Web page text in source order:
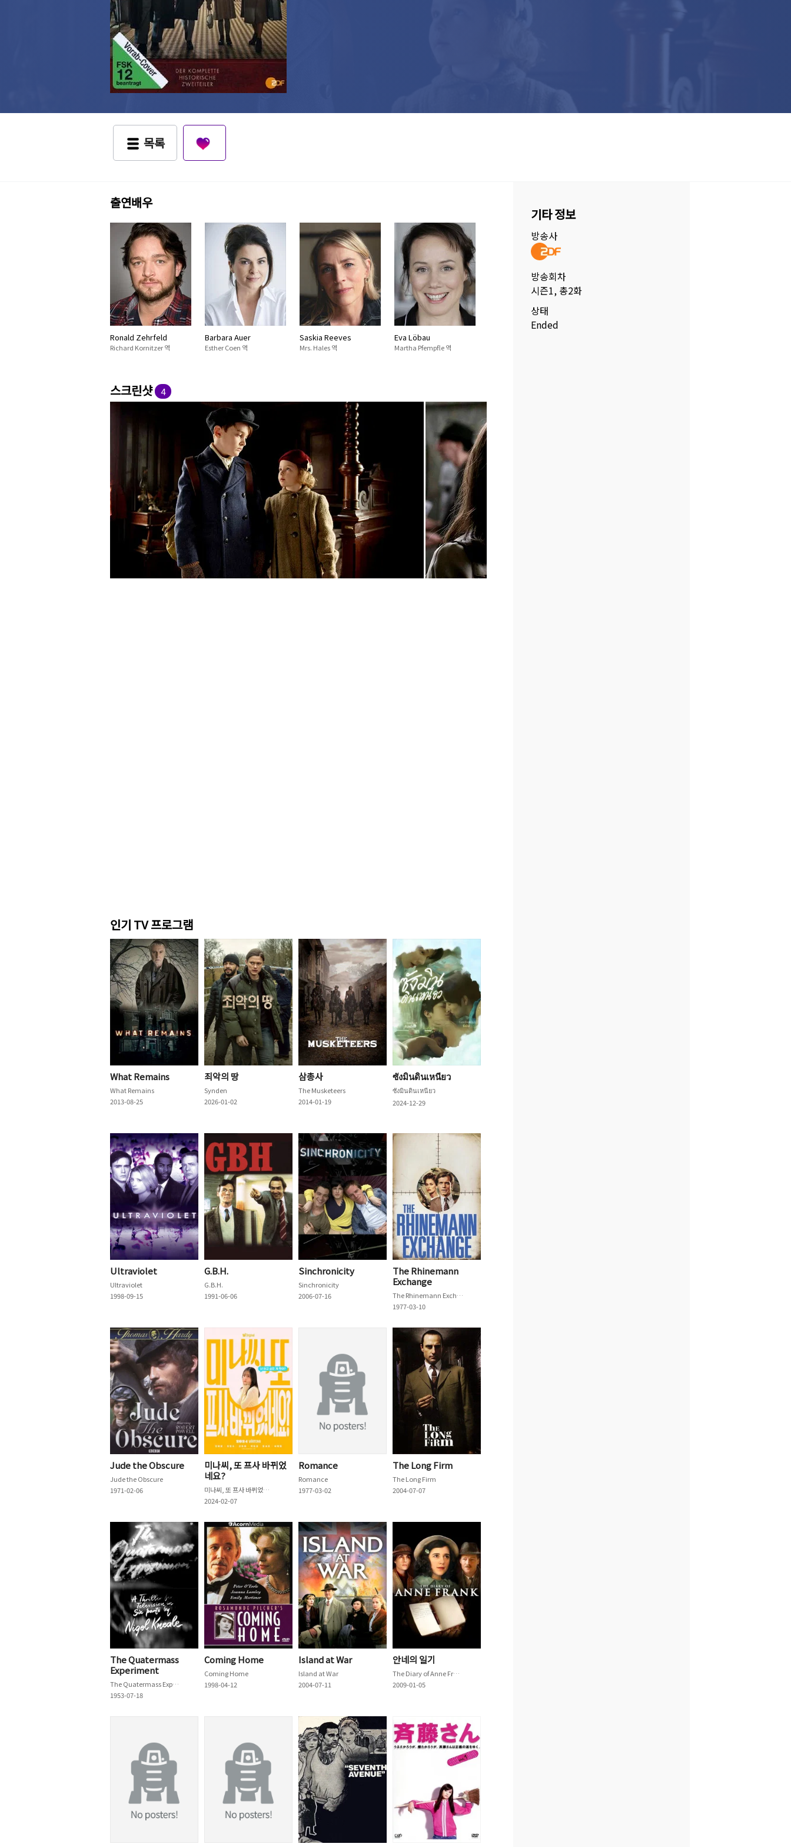
목록
출연배우
Ronald Zehrfeld
Richard Kornitzer 역
Barbara Auer
Esther Coen 역
Saskia Reeves
Mrs. Hales 역
Eva Löbau
Martha Pfempfle 역
스크린샷 4
인기 TV 프로그램
What Remains
What Remains
2013-08-25
죄악의 땅
Synden
2026-01-02
삼총사
The Musketeers
2014-01-19
ซังมินดินเหนียว
ซังมินดินเหนียว
2024-12-29
Ultraviolet
Ultraviolet
1998-09-15
G.B.H.
G.B.H.
1991-06-06
Sinchronicity
Sinchronicity
2006-07-16
The Rhinemann
Exchange
The Rhinemann Exchange
1977-03-10
Jude the Obscure
Jude the Obscure
1971-02-06
미나씨, 또 프사 바뀌었
네요?
미나씨, 또 프사 바뀌었네요?
2024-02-07
Romance
Romance
1977-03-02
The Long Firm
The Long Firm
2004-07-07
The Quatermass
Experiment
The Quatermass Experiment
1953-07-18
Coming Home
Coming Home
1998-04-12
Island at War
Island at War
2004-07-11
안네의 일기
The Diary of Anne Frank
2009-01-05
기타 정보
방송사
방송회차
시즌1, 총2화
상태
Ended